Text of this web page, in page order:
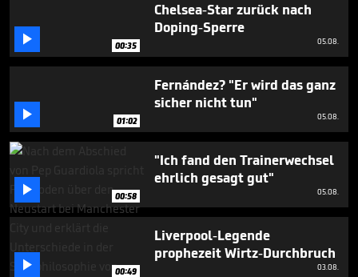
 00:35
Chelsea-Star zurück nach
Doping-Sperre
05.08.
 01:02
Fernández? "Er wird das ganz
sicher nicht tun"
05.08.
 00:58
"Ich fand den Trainerwechsel
ehrlich gesagt gut"
05.08.
 00:49
Liverpool-Legende
prophezeit Wirtz-Durchbruch
03.08.